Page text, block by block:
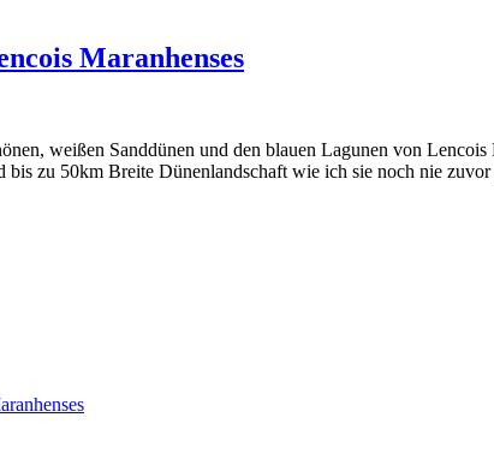
Maranhenses
weißen Sanddünen und den blauen Lagunen von
zu 50km Breite Dünenlandschaft wie ich sie noch nie